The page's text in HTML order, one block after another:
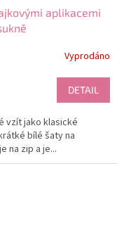
aplikacemi
Vyprodáno
DETAIL
vzít jako klasické
bílé šaty na
na zip a je...